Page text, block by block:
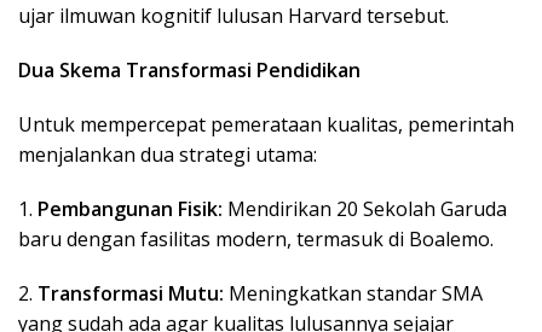
ujar ilmuwan kognitif lulusan Harvard tersebut.
Dua Skema Transformasi Pendidikan
Untuk mempercepat pemerataan kualitas, pemerintah
menjalankan dua strategi utama:
1. Pembangunan Fisik: Mendirikan 20 Sekolah Garuda
baru dengan fasilitas modern, termasuk di Boalemo.
2. Transformasi Mutu: Meningkatkan standar SMA
yang sudah ada agar kualitas lulusannya sejajar